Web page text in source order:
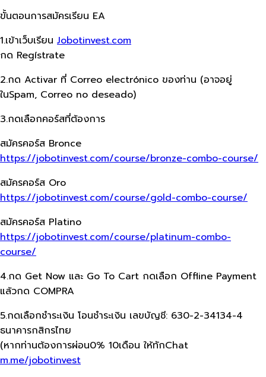
ขั้นตอนการสมัครเรียน EA
1.เข้าเว็บเรียน Jobotinvest.com
กด Regístrate
2.กด Activar ที่ Correo electrónico ของท่าน (อาจอยู่
ในSpam, Correo no deseado)
3.กดเลือกคอร์สที่ต้องการ
สมัครคอร์ส Bronce
https://jobotinvest.com/course/bronze-combo-course/
สมัครคอร์ส Oro
https://jobotinvest.com/course/gold-combo-course/
สมัครคอร์ส Platino
https://jobotinvest.com/course/platinum-combo-
course/
4.กด Get Now และ Go To Cart กดเลือก Offline Payment
แล้วกด COMPRA
5.กดเลือกชำระเงิน โอนชำระเงิน เลขบัญชี: 630-2-34134-4
ธนาคารกสิกรไทย
(หากท่านต้องการผ่อน0% 10เดือน ให้ทักChat
m.me/jobotinvest